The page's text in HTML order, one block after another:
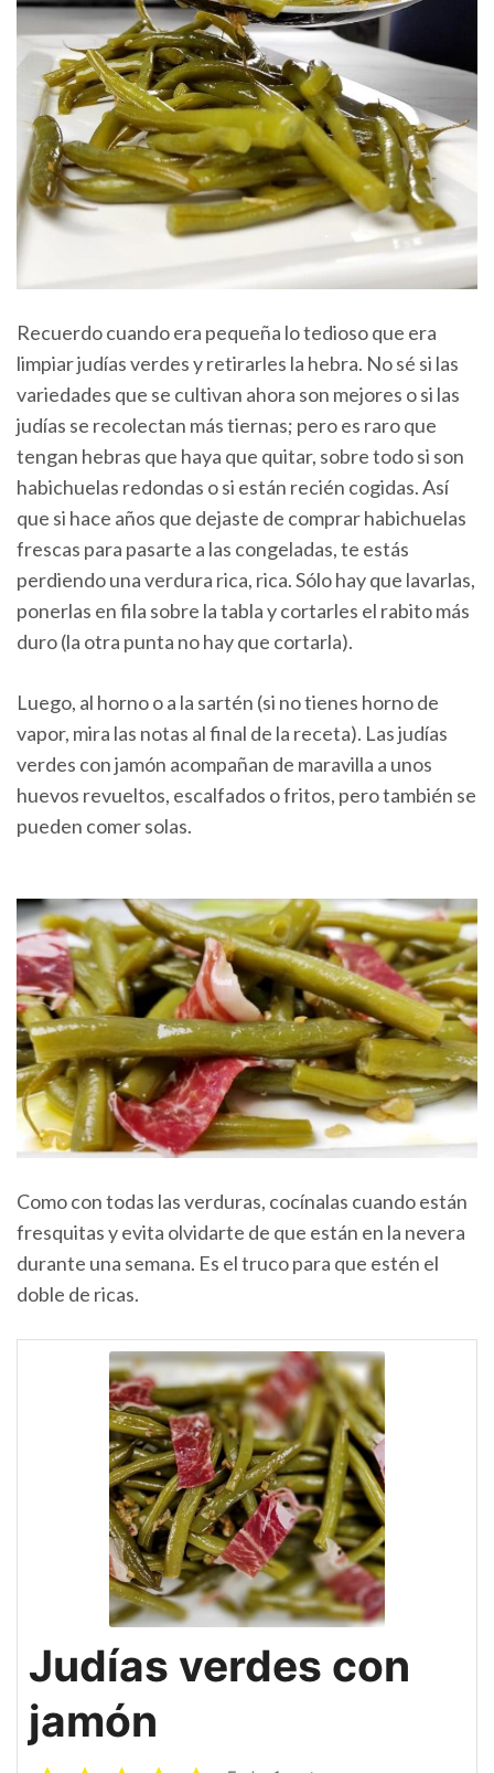
Recuerdo cuando era pequeña lo tedioso que era
limpiar judías verdes y retirarles la hebra. No sé si las
variedades que se cultivan ahora son mejores o si las
judías se recolectan más tiernas; pero es raro que
tengan hebras que haya que quitar, sobre todo si son
habichuelas redondas o si están recién cogidas. Así
que si hace años que dejaste de comprar habichuelas
frescas para pasarte a las congeladas, te estás
perdiendo una verdura rica, rica. Sólo hay que lavarlas,
ponerlas en fila sobre la tabla y cortarles el rabito más
duro (la otra punta no hay que cortarla).
Luego, al horno o a la sartén (si no tienes horno de
vapor, mira las notas al final de la receta). Las judías
verdes con jamón acompañan de maravilla a unos
huevos revueltos, escalfados o fritos, pero también se
pueden comer solas.
Como con todas las verduras, cocínalas cuando están
fresquitas y evita olvidarte de que están en la nevera
durante una semana. Es el truco para que estén el
doble de ricas.
Judías verdes con
jamón